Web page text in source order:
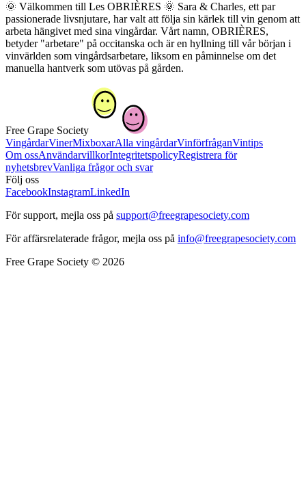
🌞 Välkommen till Les OBRIÈRES 🌞 Sara & Charles, ett par
passionerade livsnjutare, har valt att följa sin kärlek till vin genom att
arbeta hängivet med sina vingårdar. Vårt namn, OBRIÈRES,
betyder "arbetare" på occitanska och är en hyllning till vår början i
vinvärlden som vingårdsarbetare, liksom en påminnelse om det
manuella hantverk som utövas på gården.
Free Grape Society
VingårdarVinerMixboxarAlla vingårdarVinförfråganVintips
Om ossAnvändarvillkorIntegritetspolicyRegistrera för
nyhetsbrevVanliga frågor och svar
Följ oss
FacebookInstagramLinkedIn
För support, mejla oss på support@freegrapesociety.com
För affärsrelaterade frågor, mejla oss på info@freegrapesociety.com
Free Grape Society © 2026